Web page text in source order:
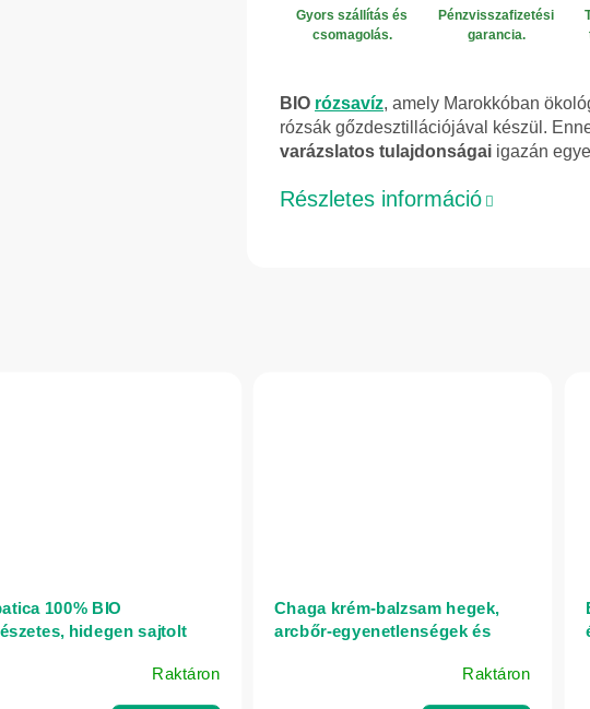
Gyors szállítás és
csomagolás.
Pénzvisszafizetési
garancia.
BIO rózsavíz, amely Marokkóban
rózsák gőzdesztillációjával készül.
varázslatos tulajdonságai igazán
Részletes információ
100% BIO
hidegen sajtolt
Raktáron
Chaga krém-balzsam hegek,
arcbőr-egyenetlenségek és
Raktáron